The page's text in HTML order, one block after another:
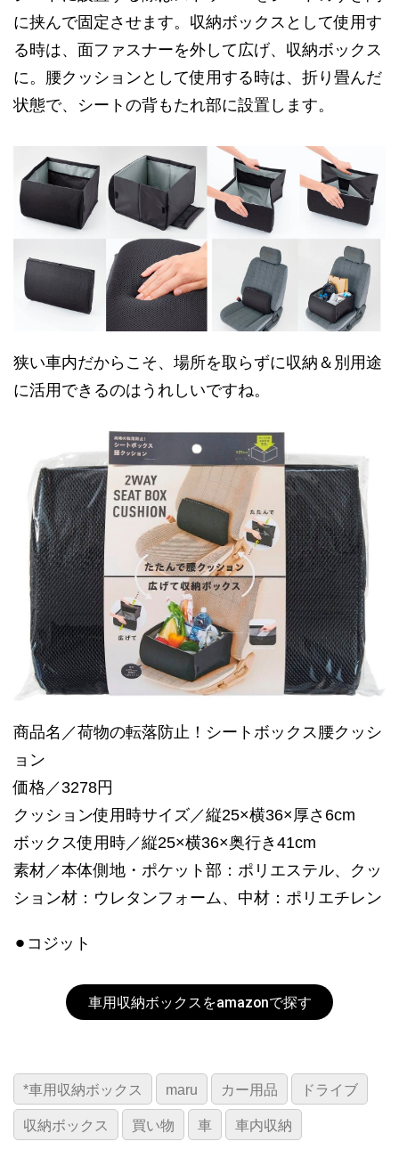
に挟んで固定させます。収納ボックスとして使用す
る時は、面ファスナーを外して広げ、収納ボックス
に。腰クッションとして使用する時は、折り畳んだ
状態で、シートの背もたれ部に設置します。
狭い車内だからこそ、場所を取らずに収納＆別用途
に活用できるのはうれしいですね。
商品名／荷物の転落防止！シートボックス腰クッシ
ョン
価格／3278円
クッション使用時サイズ／縦25×横36×厚さ6cm
ボックス使用時／縦25×横36×奥行き41cm
素材／本体側地・ポケット部：ポリエステル、クッ
ション材：ウレタンフォーム、中材：ポリエチレン
⚫︎コジット
車用収納ボックスをamazonで探す
*車用収納ボックス maru カー用品 ドライブ
収納ボックス 買い物 車 車内収納